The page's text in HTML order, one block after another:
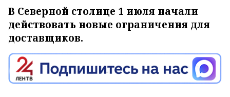
В Северной столице 1 июля начали
действовать новые ограничения для
доставщиков.